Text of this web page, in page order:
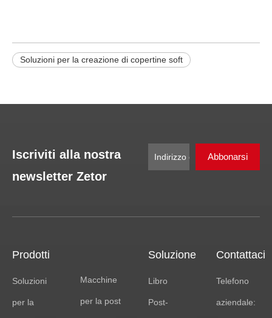
Soluzioni per la creazione di copertine soft
Iscriviti alla nostra
newsletter Zetor
Abbonarsi
Prodotti
Soluzioni
per la
Macchine
per la post
Soluzione
Libro
Post-
Contattaci
Telefono
aziendale: